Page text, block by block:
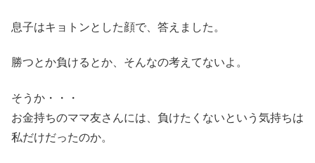
息子はキョトンとした顔で、答えました。
勝つとか負けるとか、そんなの考えてないよ。
そうか・・・
お金持ちのママ友さんには、負けたくないという気持ちは
私だけだったのか。